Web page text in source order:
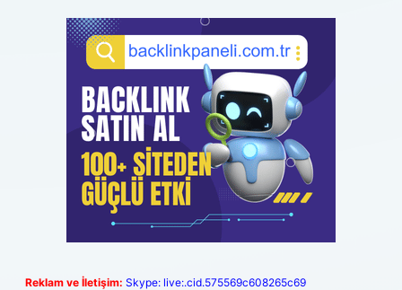
Reklam ve İletişim: Skype: live:.cid.575569c608265c69